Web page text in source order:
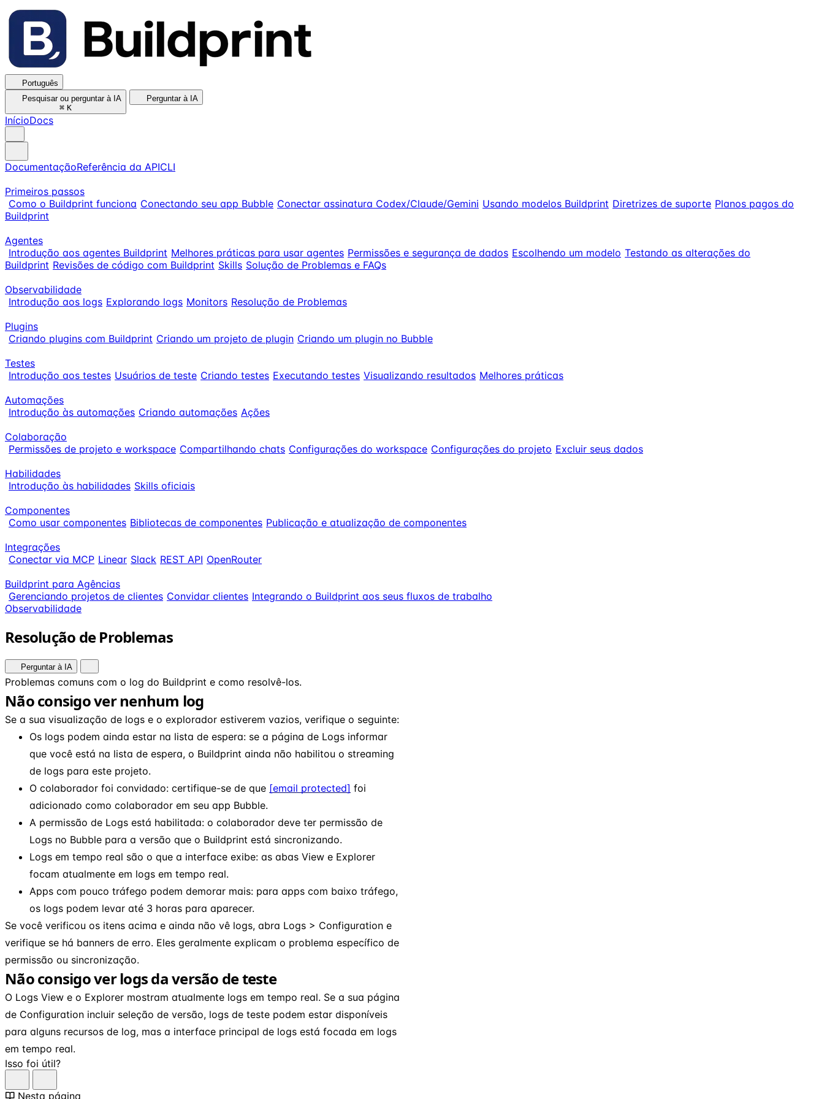
Português
Pesquisar ou perguntar à IA
⌘ K
Perguntar à IA
InícioDocs
DocumentaçãoReferência da APICLI
Primeiros passos
Como o Buildprint funciona Conectando seu app Bubble Conectar assinatura Codex/Claude/Gemini Usando modelos Buildprint Diretrizes de suporte Planos pagos do
Buildprint
Agentes
Introdução aos agentes Buildprint Melhores práticas para usar agentes Permissões e segurança de dados Escolhendo um modelo Testando as alterações do
Buildprint Revisões de código com Buildprint Skills Solução de Problemas e FAQs
Observabilidade
Introdução aos logs Explorando logs Monitors Resolução de Problemas
Plugins
Criando plugins com Buildprint Criando um projeto de plugin Criando um plugin no Bubble
Testes
Introdução aos testes Usuários de teste Criando testes Executando testes Visualizando resultados Melhores práticas
Automações
Introdução às automações Criando automações Ações
Colaboração
Permissões de projeto e workspace Compartilhando chats Configurações do workspace Configurações do projeto Excluir seus dados
Habilidades
Introdução às habilidades Skills oficiais
Componentes
Como usar componentes Bibliotecas de componentes Publicação e atualização de componentes
Integrações
Conectar via MCP Linear Slack REST API OpenRouter
Buildprint para Agências
Gerenciando projetos de clientes Convidar clientes Integrando o Buildprint aos seus fluxos de trabalho
Observabilidade
Resolução de Problemas
Perguntar à IA
Problemas comuns com o log do Buildprint e como resolvê-los.
Não consigo ver nenhum log
Se a sua visualização de logs e o explorador estiverem vazios, verifique o seguinte:
Os logs podem ainda estar na lista de espera: se a página de Logs informar
que você está na lista de espera, o Buildprint ainda não habilitou o streaming
de logs para este projeto.
O colaborador foi convidado: certifique-se de que [email protected] foi
adicionado como colaborador em seu app Bubble.
A permissão de Logs está habilitada: o colaborador deve ter permissão de
Logs no Bubble para a versão que o Buildprint está sincronizando.
Logs em tempo real são o que a interface exibe: as abas View e Explorer
focam atualmente em logs em tempo real.
Apps com pouco tráfego podem demorar mais: para apps com baixo tráfego,
os logs podem levar até 3 horas para aparecer.
Se você verificou os itens acima e ainda não vê logs, abra Logs > Configuration e
verifique se há banners de erro. Eles geralmente explicam o problema específico de
permissão ou sincronização.
Não consigo ver logs da versão de teste
O Logs View e o Explorer mostram atualmente logs em tempo real. Se a sua página
de Configuration incluir seleção de versão, logs de teste podem estar disponíveis
para alguns recursos de log, mas a interface principal de logs está focada em logs
em tempo real.
Isso foi útil?
Nesta página